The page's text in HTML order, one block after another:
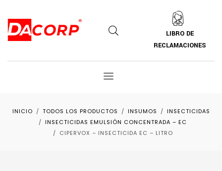
LIBRO DE
RECLAMACIONES
INICIO TODOS LOS PRODUCTOS INSUMOS
INSECTICIDAS
INSECTICIDAS EMULSIÓN CONCENTRADA – EC
CIPERVOX – INSECTICIDA EC – LITRO